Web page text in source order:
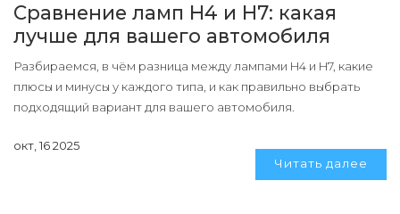
Сравнение ламп H4 и H7: какая
лучше для вашего автомобиля
Разбираемся, в чём разница между лампами H4 и H7, какие
плюсы и минусы у каждого типа, и как правильно выбрать
подходящий вариант для вашего автомобиля.
окт, 16 2025
Читать далее